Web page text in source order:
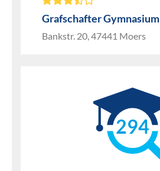
Grafschafter Gymnasium
Bankstr. 20, 47441 Moers
294